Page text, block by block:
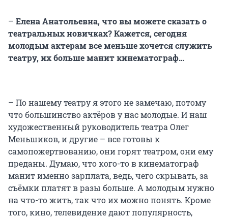
– Елена Анатольевна, что вы можете сказать о
театральных новичках? Кажется, сегодня
молодым актерам все меньше хочется служить
театру, их больше манит кинематограф…
– По нашему театру я этого не замечаю, потому
что большинство актёров у нас молодые. И наш
художественный руководитель театра Олег
Меньшиков, и другие – все готовы к
самопожертвованию, они горят театром, они ему
преданы. Думаю, что кого-то в кинематограф
манит именно зарплата, ведь, чего скрывать, за
съёмки платят в разы больше. А молодым нужно
на что-то жить, так что их можно понять. Кроме
того, кино, телевидение дают популярность,